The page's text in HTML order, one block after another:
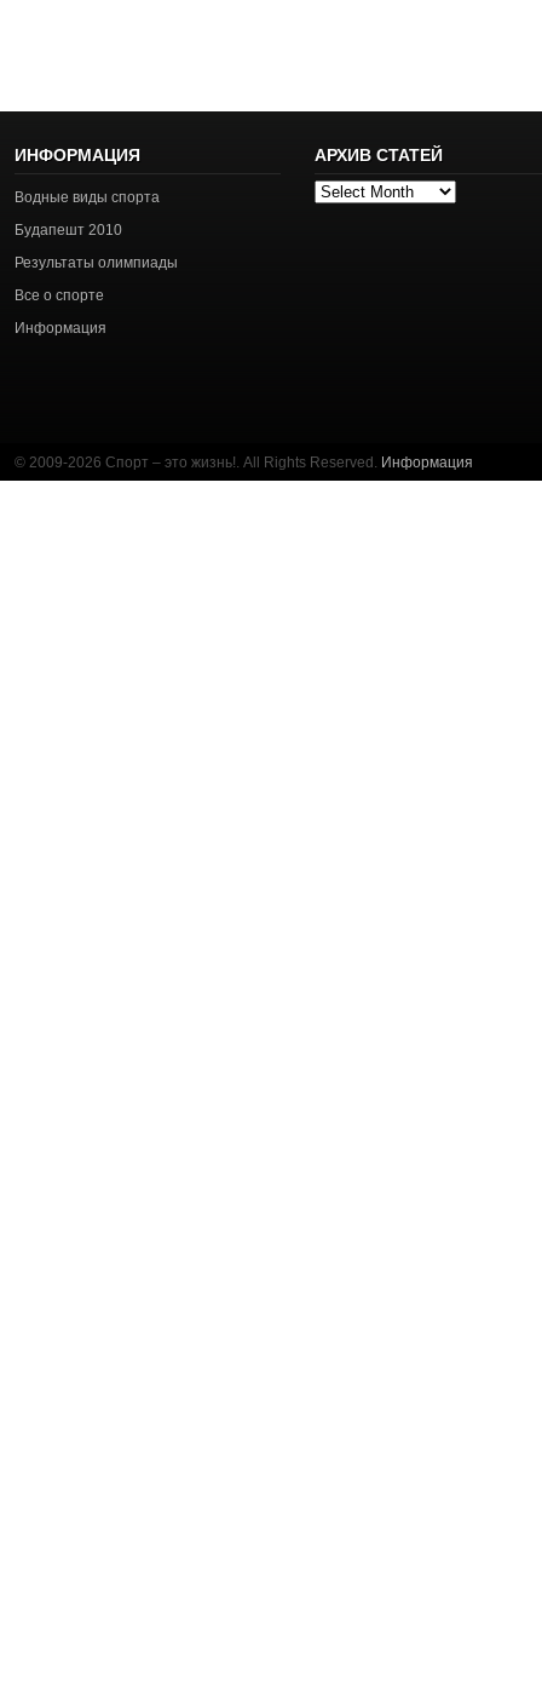
ИНФОРМАЦИЯ
Водные виды спорта
Будапешт 2010
Результаты олимпиады
Все о спорте
Информация
АРХИВ СТАТЕЙ
Архив
© 2009-2026 Спорт – это жизнь!. All Rights Reserved. Информация